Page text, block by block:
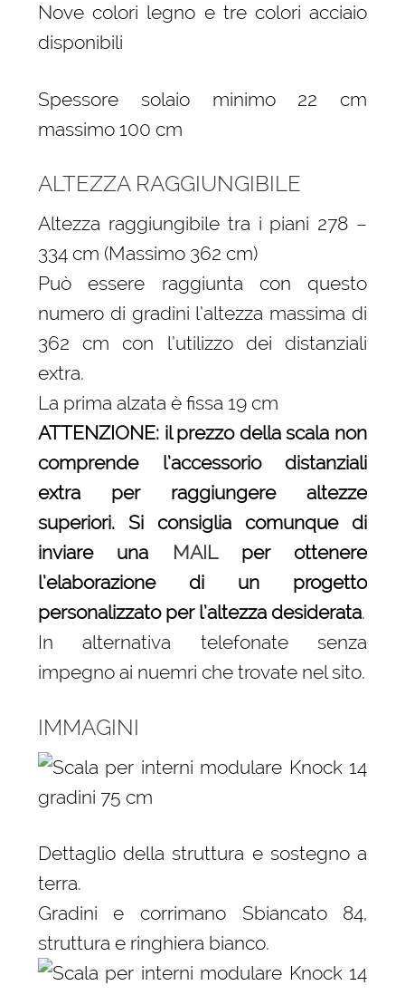
Nove colori legno e tre colori acciaio
disponibili
Spessore solaio minimo 22 cm
massimo 100 cm
ALTEZZA RAGGIUNGIBILE
Altezza raggiungibile tra i piani 278 –
334 cm (Massimo 362 cm)
Può essere raggiunta con questo
numero di gradini l’altezza massima di
362 cm con l’utilizzo dei distanziali
extra.
La prima alzata è fissa 19 cm
ATTENZIONE: il prezzo della scala non
comprende l’accessorio distanziali
extra per raggiungere altezze
superiori. Si consiglia comunque di
inviare una MAILper ottenere
l’elaborazione di un progetto
personalizzato per l’altezza desiderata.
In alternativa telefonate senza
impegno ai nuemri che trovate nel sito.
IMMAGINI
Dettaglio della struttura e sostegno a
terra.
Gradini e corrimano Sbiancato 84,
struttura e ringhiera bianco.